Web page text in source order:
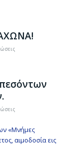
«Μνήμες
αιμοδοσία εις